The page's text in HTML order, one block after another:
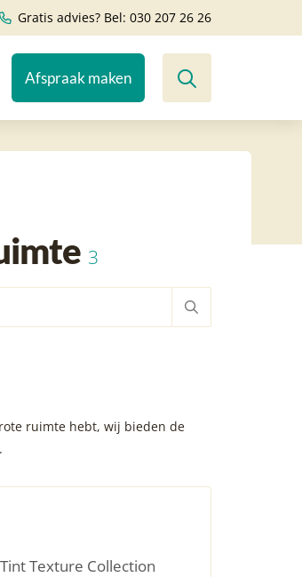
3
ruimte hebt, wij bieden de
Tint Texture Collection
Gratis advies? Bel: 030 207 26 26
Afspraak maken